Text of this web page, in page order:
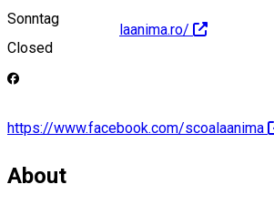
Sonntag
Closed
https://www.scoalaanima.ro/
https://www.facebook.com/scoalaanima
About